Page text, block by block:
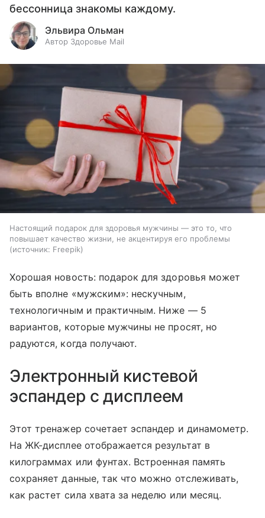
бессонница знакомы каждому.
Эльвира Ольман
Автор Здоровье Mail
Настоящий подарок для здоровья мужчины — это то, что
повышает качество жизни, не акцентируя его проблемы
источник: Freepik
Хорошая новость: подарок для здоровья может
быть вполне «мужским»: нескучным,
технологичным и практичным. Ниже — 5
вариантов, которые мужчины не просят, но
радуются, когда получают.
Электронный кистевой
эспандер с дисплеем
Этот тренажер сочетает эспандер и динамометр.
На ЖК-дисплее отображается результат в
килограммах или фунтах. Встроенная память
сохраняет данные, так что можно отслеживать,
как растет сила хвата за неделю или месяц.